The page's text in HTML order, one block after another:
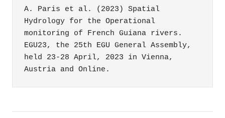
A. Paris et al. (2023) Spatial
Hydrology for the Operational
monitoring of French Guiana rivers.
EGU23, the 25th EGU General Assembly,
held 23-28 April, 2023 in Vienna,
Austria and Online.